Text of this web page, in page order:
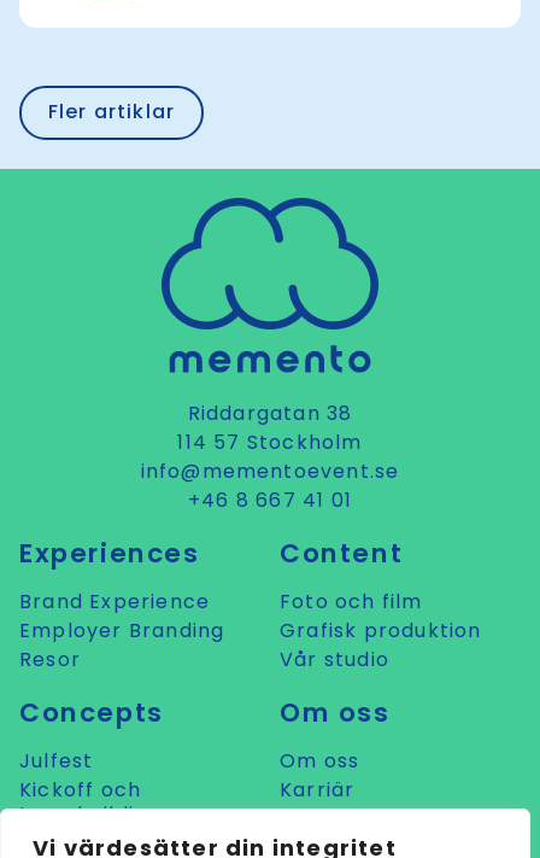
Vi värdesätter din integritet
Fler artiklar
Riddargatan 38
114 57 Stockholm
info@mementoevent.se
+46 8 667 41 01
Experiences
Brand Experience
Employer Branding
Resor
Content
Foto och film
Grafisk produktion
Vår studio
Concepts
Julfest
Kickoff och
teambuilding
Konferens
Om oss
Om oss
Karriär